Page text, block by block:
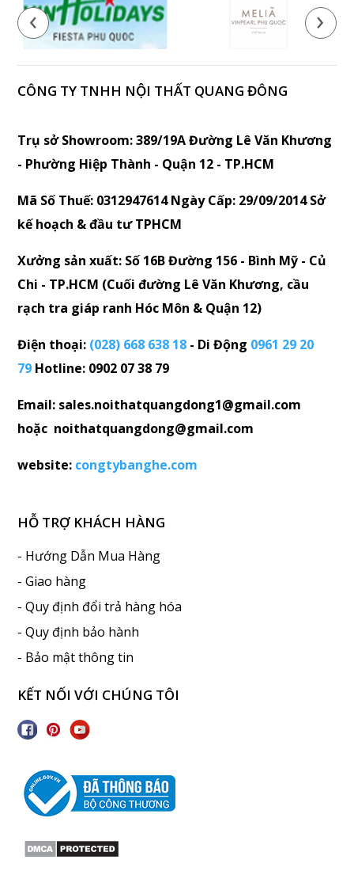
‹ ›
CÔNG TY TNHH NỘI THẤT QUANG ĐÔNG
Trụ sở Showroom: 389/19A Đường Lê Văn Khương
- Phường Hiệp Thành - Quận 12 - TP.HCM
Mã Số Thuế: 0312947614 Ngày Cấp: 29/09/2014 Sở
kế hoạch & đầu tư TPHCM
Xưởng sản xuất: Số 16B Đường 156 - Bình Mỹ - Củ
Chi - TP.HCM (Cuối đường Lê Văn Khương, cầu
rạch tra giáp ranh Hóc Môn & Quận 12)
Điện thoại: (028) 668 638 18 - Di Động 0961 29 20
79 Hotline: 0902 07 38 79
Email: sales.noithatquangdong1@gmail.com
hoặc noithatquangdong@gmail.com
website: congtybanghe.com
HỖ TRỢ KHÁCH HÀNG
- Hướng Dẫn Mua Hàng
- Giao hàng
- Quy định đổi trả hàng hóa
- Quy định bảo hành
- Bảo mật thông tin
KẾT NỐI VỚI CHÚNG TÔI